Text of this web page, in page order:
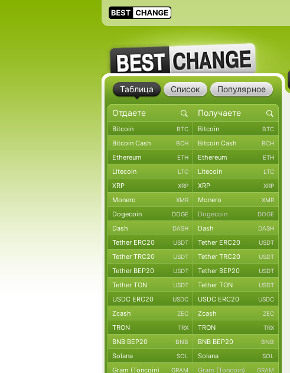
Таблица Список Популярное
Bitcoin BTC Bitcoin BTC
Bitcoin Cash BCH Bitcoin Cash BCH
Ethereum ETH Ethereum ETH
Litecoin LTC Litecoin LTC
XRP XRP XRP XRP
Monero XMR Monero XMR
Dogecoin DOGE Dogecoin DOGE
Dash DASH Dash DASH
Tether ERC20 USDT Tether ERC20 USDT
Tether TRC20 USDT Tether TRC20 USDT
Tether BEP20 USDT Tether BEP20 USDT
Tether TON USDT Tether TON USDT
USDC ERC20 USDC USDC ERC20 USDC
Zcash ZEC Zcash ZEC
TRON TRX TRON TRX
BNB BEP20 BNB BNB BEP20 BNB
Solana SOL Solana SOL
Gram (Toncoin) GRAM Gram (Toncoin) GRAM